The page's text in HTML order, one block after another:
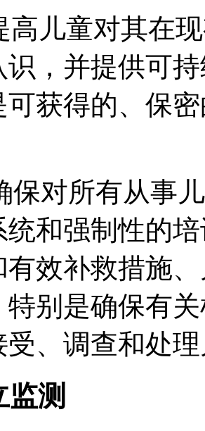
高儿童对其在
识，并提供可
可获得的、保
保对所有从事
统和强制性的
有效补救措施
特别是确保有
受、调查和处
监测